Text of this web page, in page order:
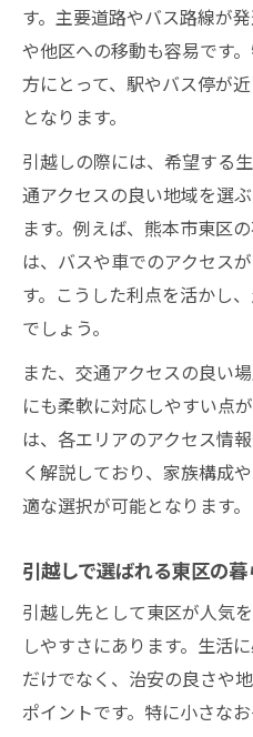
す。主要道路やバス路線が
や他区への移動も容易です
方にとって、駅やバス停が
となります。
引越しの際には、希望する
通アクセスの良い地域を選
ます。例えば、熊本市東区
は、バスや車でのアクセス
す。こうした利点を活かし
でしょう。
また、交通アクセスの良い
にも柔軟に対応しやすい点
は、各エリアのアクセス情
く解説しており、家族構成
適な選択が可能となります。
引越しで選ばれる東区の
引越し先として東区が人気
しやすさにあります。生活
だけでなく、治安の良さや
ポイントです。特に小さな